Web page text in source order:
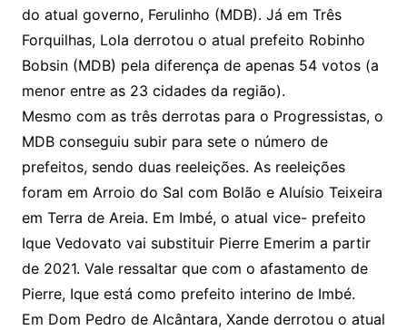
do atual governo, Ferulinho (MDB). Já em Três
Forquilhas, Lola derrotou o atual prefeito Robinho
Bobsin (MDB) pela diferença de apenas 54 votos (a
menor entre as 23 cidades da região).
Mesmo com as três derrotas para o Progressistas, o
MDB conseguiu subir para sete o número de
prefeitos, sendo duas reeleições. As reeleições
foram em Arroio do Sal com Bolão e Aluísio Teixeira
em Terra de Areia. Em Imbé, o atual vice- prefeito
Ique Vedovato vai substituir Pierre Emerim a partir
de 2021. Vale ressaltar que com o afastamento de
Pierre, Ique está como prefeito interino de Imbé.
Em Dom Pedro de Alcântara, Xande derrotou o atual